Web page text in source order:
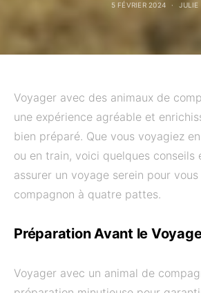
5 FÉVRIER 2024 JULIE
Voyager avec des animaux de
une expérience agréable et
bien préparé. Que vous voyagiez
ou en train, voici quelques conseils
assurer un voyage serein pour
compagnon à quatre pattes.
Préparation Avant le
Voyager avec un animal de